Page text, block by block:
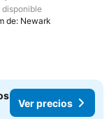
disponible
de: Newark
Ver precios